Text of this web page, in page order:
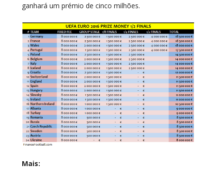
ganhará um prémio de cinco milhões.
Mais: